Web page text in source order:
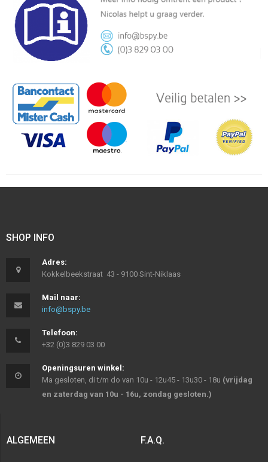
SHOP INFO
Adres:
Kokkelbeekstraat 43 - 9100 Sint-Niklaas
Mail naar:
info@bspy.be
Telefoon:
+32 (0)3 829 03 00
Openingsuren winkel:
Ma gesloten, di t/m do van 10u - 12u45 - 13u30 - 18u (vrijdag
en zaterdag van 10u - 16u, zondag gesloten.)
ALGEMEEN F.A.Q.